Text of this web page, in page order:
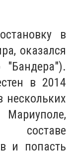
в
оказался
в 2014
нескольких
и попасть